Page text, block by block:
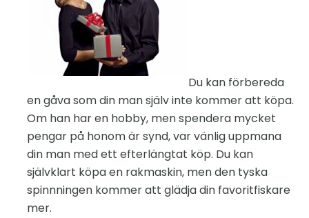
Du kan förbereda
en gåva som din man själv inte kommer att köpa.
Om han har en hobby, men spendera mycket
pengar på honom är synd, var vänlig uppmana
din man med ett efterlängtat köp. Du kan
självklart köpa en rakmaskin, men den tyska
spinnningen kommer att glädja din favoritfiskare
mer.